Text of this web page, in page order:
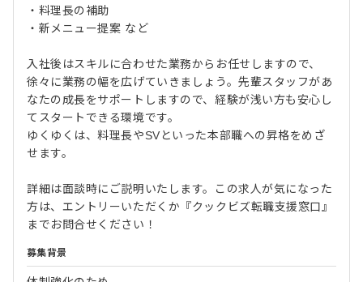
・料理長の補助
・新メニュー提案 など
入社後はスキルに合わせた業務からお任せしますので、
徐々に業務の幅を広げていきましょう。先輩スタッフがあ
なたの成長をサポートしますので、経験が浅い方も安心し
てスタートできる環境です。
ゆくゆくは、料理長やSVといった本部職への昇格をめざ
せます。
詳細は面談時にご説明いたします。この求人が気になった
方は、エントリーいただくか『クックビズ転職支援窓口』
までお問合せください！
募集背景